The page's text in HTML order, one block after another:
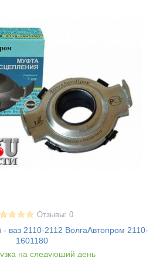
Отзывы: 0
ваз 2110-2112 ВолгаАвтопром 2110-
1601180
на следующий день